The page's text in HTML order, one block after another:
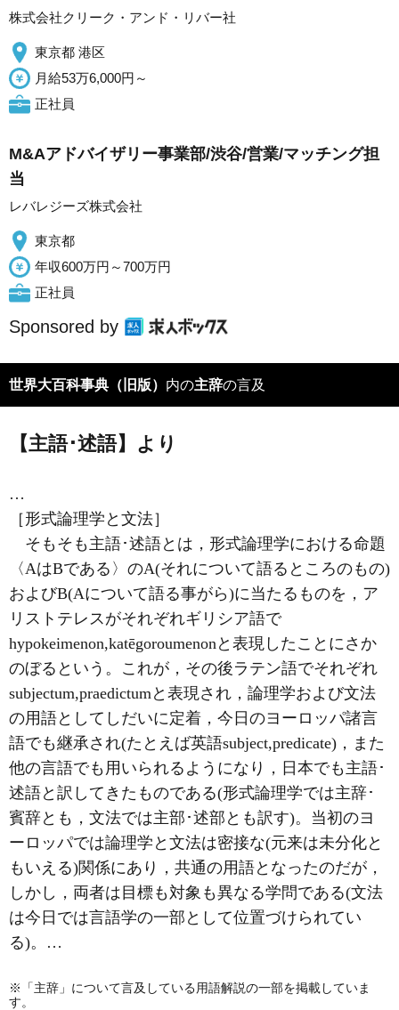
株式会社クリーク・アンド・リバー社
東京都 港区
月給53万6,000円～
正社員
M&Aアドバイザリー事業部/渋谷/営業/マッチング担
当
レバレジーズ株式会社
東京都
年収600万円～700万円
正社員
Sponsored by
世界大百科事典（旧版） 内の主辞の言及
【主語･述語】より
…
［形式論理学と文法］
そもそも主語･述語とは，形式論理学における命題
〈AはBである〉のA(それについて語るところのもの)
およびB(Aについて語る事がら)に当たるものを，ア
リストテレスがそれぞれギリシア語で
hypokeimenon,katēgoroumenonと表現したことにさか
のぼるという。これが，その後ラテン語でそれぞれ
subjectum,praedictumと表現され，論理学および文法
の用語としてしだいに定着，今日のヨーロッパ諸言
語でも継承され(たとえば英語subject,predicate)，また
他の言語でも用いられるようになり，日本でも主語･
述語と訳してきたものである(形式論理学では主辞･
賓辞とも，文法では主部･述部とも訳す)。当初のヨ
ーロッパでは論理学と文法は密接な(元来は未分化と
もいえる)関係にあり，共通の用語となったのだが，
しかし，両者は目標も対象も異なる学問である(文法
は今日では言語学の一部として位置づけられてい
る)。…
※「主辞」について言及している用語解説の一部を掲載していま
す。